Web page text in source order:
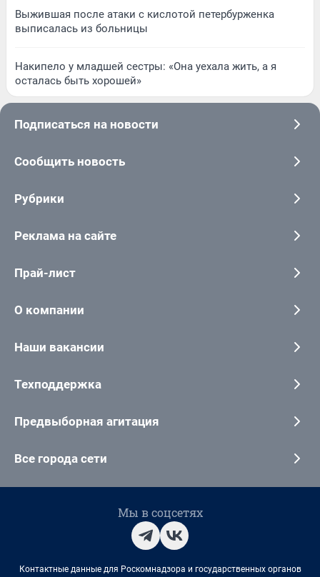
Выжившая после атаки с кислотой петербурженка
выписалась из больницы
Накипело у младшей сестры: «Она уехала жить, а я
осталась быть хорошей»
Подписаться на новости
Сообщить новость
Рубрики
Реклама на сайте
Прай-лист
О компании
Наши вакансии
Техподдержка
Предвыборная агитация
Все города сети
Мы в соцсетях
Контактные данные для Роскомнадзора и государственных органов